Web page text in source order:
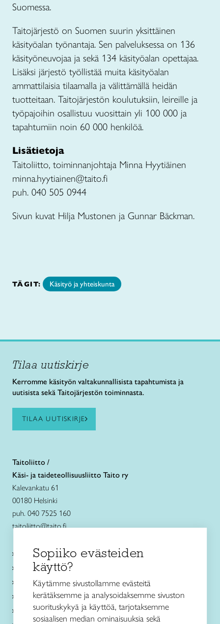
Suomessa.
Taitojärjestö on Suomen suurin yksittäinen
käsityöalan työnantaja. Sen palveluksessa on 136
käsityöneuvojaa ja sekä 134 käsityöalan opettajaa.
Lisäksi järjestö työllistää muita käsityöalan
ammattilaisia tilaamalla ja välittämällä heidän
tuotteitaan. Taitojärjestön koulutuksiin, leireille ja
työpajoihin osallistuu vuosittain yli 100 000 ja
tapahtumiin noin 60 000 henkilöä.
Lisätietoja
Taitoliitto, toiminnanjohtaja Minna Hyytiäinen
minna.hyytiainen@taito.fi
puh. 040 505 0944
Sivun kuvat Hilja Mustonen ja Gunnar Bäckman.
TÄGIT: Käsityö ja yhteiskunta
Tilaa uutiskirje
Kerromme käsityön valtakunnallisista tapahtumista ja
uutisista sekä Taitojärjestön toiminnasta.
TILAA UUTISKIRJE
Taitoliitto /
Käsi- ja taideteollisuusliitto Taito ry
Kalevankatu 61
00180 Helsinki
puh. 040 7525 160
taitoliitto@taito.fi
Käsityökurssit ja koulutus
Ajankohtaista
Käsityöohjeet
Me olemme Taito
Paikallinen toiminta
Sopiiko evästeiden
käyttö?
Käytämme sivustollamme evästeitä
kerätäksemme ja analysoidaksemme sivuston
suorituskykyä ja käyttöä, tarjotaksemme
sosiaalisen median ominaisuuksia sekä